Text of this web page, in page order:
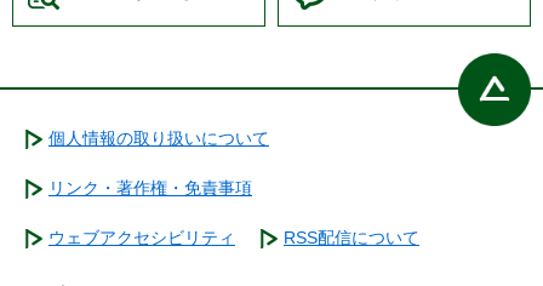
個人情報の取り扱いについて
リンク・著作権・免責事項
ウェブアクセシビリティ RSS配信について